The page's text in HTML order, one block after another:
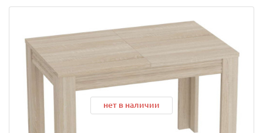
нет в наличии